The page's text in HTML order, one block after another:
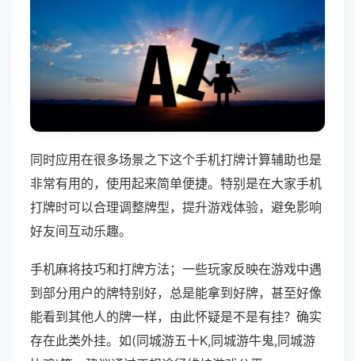
同时应用在很多场景之下这个手机打牌计算辅助也是
非常有用的，使用起来简单便捷。特别是在大家手机
打牌时可以合理调整牌型，提升游戏体验，避免影响
好友间互动乐趣。
手机麻将技巧和打牌方法；一些玩家反映在游戏中遇
到部分用户的牌特别好，总是能拿到好牌，甚至好像
能看到其他人的牌一样，由此怀疑是不是有挂？确实
存在此类外挂。如(同城游五十K,同城游牛鬼,同城游